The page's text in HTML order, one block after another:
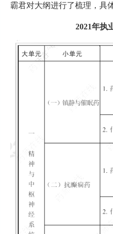
霸君对大纲进行了梳理，具
2021年执